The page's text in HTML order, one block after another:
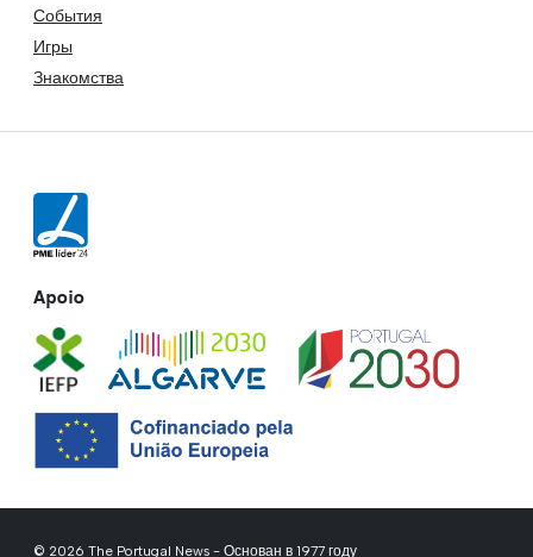
События
Игры
Знакомства
Apoio
© 2026 The Portugal News - Основан в 1977 году